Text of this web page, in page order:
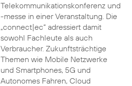
Telekommunikationskonferenz und
-messe in einer Veranstaltung. Die
„connect|ec“ adressiert damit
sowohl Fachleute als auch
Verbraucher. Zukunftsträchtige
Themen wie Mobile Netzwerke
und Smartphones, 5G und
Autonomes Fahren, Cloud